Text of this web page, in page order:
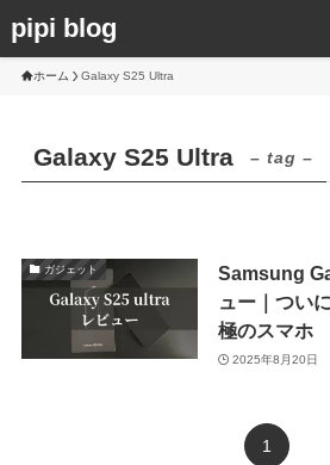
pipi blog
ホーム Galaxy S25 Ultra
Galaxy S25 Ultra – tag –
ガジェット
Samsung
ュー｜つい
極のスマホ
2025年8月20日
1